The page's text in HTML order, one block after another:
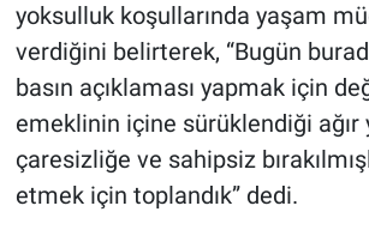
yoksulluk koşullarında yaşam
verdiğini belirterek, “Bugün
basın açıklaması yapmak için
emeklinin içine sürüklendiği ağır
çaresizliğe ve sahipsiz
etmek için toplandık” dedi.